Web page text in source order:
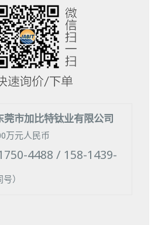
莞市加比特钛业有限公司
万元人民币
4488 / 158-1439-
）